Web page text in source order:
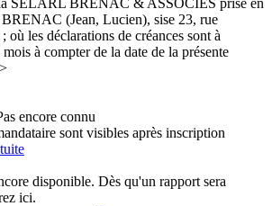
(Jean, Lucien), sise 23, rue
où les déclarations de créances sont à
à compter de la date de la présente
encore connu
sont visibles après inscription
disponible. Dès qu'un rapport sera
ici.